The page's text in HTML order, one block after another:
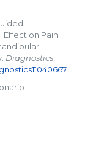
on Pain
Diagnostics